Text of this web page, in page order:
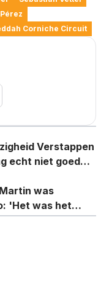
Corniche Circuit
Verstappen
echt niet goed
was
'Het was het